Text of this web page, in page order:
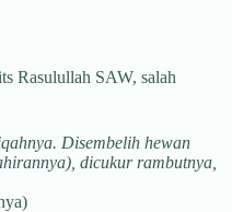
Rasulullah SAW, salah
Disembelih hewan
dicukur rambutnya,